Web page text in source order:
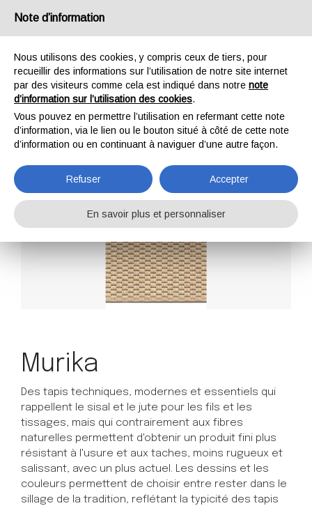
Murika
Home Compléments Murika
Murika
Des tapis techniques, modernes et essentiels qui
rappellent le sisal et le jute pour les fils et les
tissages, mais qui contrairement aux fibres
naturelles permettent d'obtenir un produit fini plus
résistant à l'usure et aux taches, moins rugueux et
salissant, avec un plus actuel. Les dessins et les
couleurs permettent de choisir entre rester dans le
sillage de la tradition, reflétant la typicité des tapis
Note d’information
Nous utilisons des cookies, y compris ceux de tiers, pour
recueillir des informations sur l’utilisation de notre site internet
par des visiteurs comme cela est indiqué dans notre note
d’information sur l’utilisation des cookies.
Vous pouvez en permettre l’utilisation en refermant cette note
d’information, via le lien ou le bouton situé à côté de cette note
d’information ou en continuant à naviguer d’une autre façon.
Refuser Accepter
En savoir plus et personnaliser